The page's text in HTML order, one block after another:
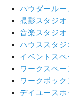
パウダールー
撮影スタジオ
音楽スタジオ
ハウススタジ
イベントスペ
ワークスペー
ワークボック
デイユース